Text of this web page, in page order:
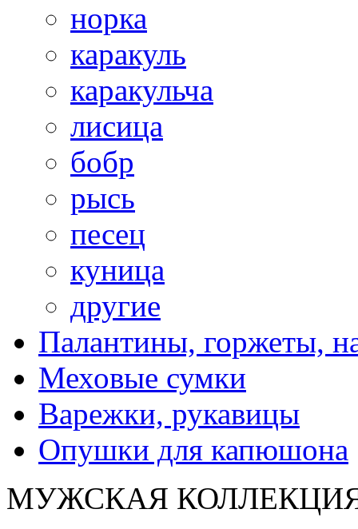
норка
каракуль
каракульча
лисица
бобр
рысь
песец
куница
другие
Палантины, горжеты,
Меховые сумки
Варежки, рукавицы
Опушки для капюшона
МУЖСКАЯ